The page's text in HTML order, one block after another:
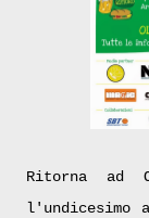
Ritorna
l'undicesimo